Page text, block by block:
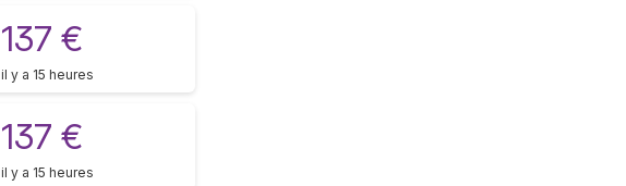
137 €
il y a 15 heures
137 €
il y a 15 heures